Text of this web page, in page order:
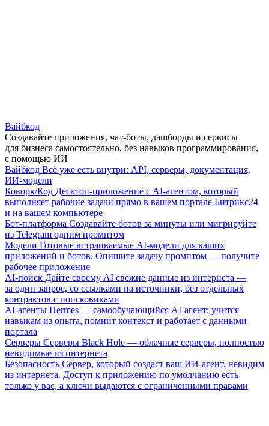
Вайбкод
Создавайте приложения, чат-боты, дашборды и сервисы
для бизнеса самостоятельно, без навыков программирования,
с помощью ИИ
Вайбкод Всё уже есть внутри: API, серверы, документация,
ИИ-модели
Коворк/Код Десктоп-приложение с AI-агентом, который
выполняет рабочие задачи прямо в вашем портале Битрикс24
и на вашем компьютере
Бот-платформа Создавайте ботов за минуты или мигрируйте
из Telegram одним промптом
Модели Готовые встраиваемые AI-модели для ваших
приложений и ботов. Опишите задачу промптом — получите
рабочее приложение
AI-поиск Дайте своему AI свежие данные из интернета —
за один запрос, со ссылками на источники, без отдельных
контрактов с поисковиками
AI-агенты Hermes — самообучающийся AI-агент: учится
навыкам из опыта, помнит контекст и работает с данными
портала
Серверы Серверы Black Hole — облачные серверы, полностью
невидимые из интернета
Безопасность Сервер, который создаст ваш ИИ-агент, невидим
из интернета. Доступ к приложению по умолчанию есть
только у вас, а ключи выдаются с ограниченными правами